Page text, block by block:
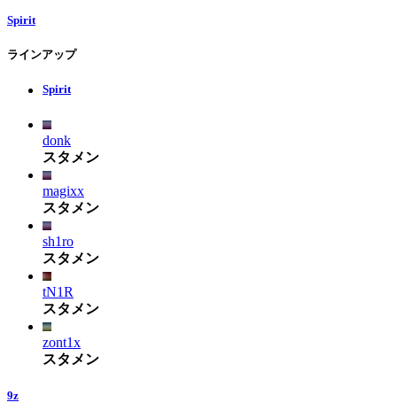
Spirit
ラインアップ
Spirit
donk
スタメン
magixx
スタメン
sh1ro
スタメン
tN1R
スタメン
zont1x
スタメン
9z